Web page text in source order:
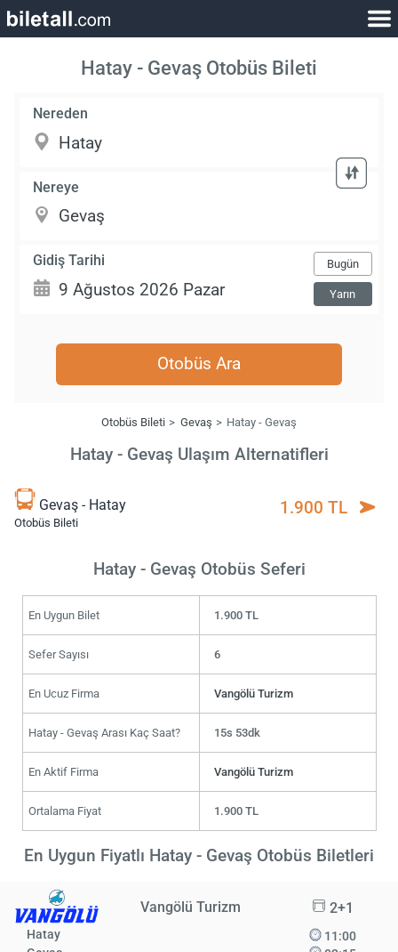
Hatay - Gevaş Otobüs Bileti
Nereden
Nereye
Gidiş Tarihi Bugün
Yarın
Otobüs Ara
Otobüs Bileti Gevaş Hatay - Gevaş
Hatay - Gevaş Ulaşım Alternatifleri
Gevaş - Hatay
Otobüs Bileti
1.900 TL
Hatay - Gevaş Otobüs Seferi
En Uygun Bilet 1.900 TL
Sefer Sayısı 6
En Ucuz Firma Vangölü Turizm
Hatay - Gevaş Arası Kaç Saat? 15s 53dk
En Aktif Firma Vangölü Turizm
Ortalama Fiyat 1.900 TL
En Uygun Fiyatlı Hatay - Gevaş Otobüs Biletleri
Vangölü Turizm 2+1
Hatay
11:00